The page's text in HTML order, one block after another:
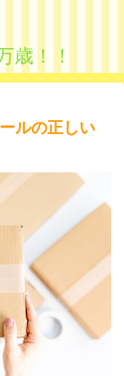
歳！！
ルの正しい